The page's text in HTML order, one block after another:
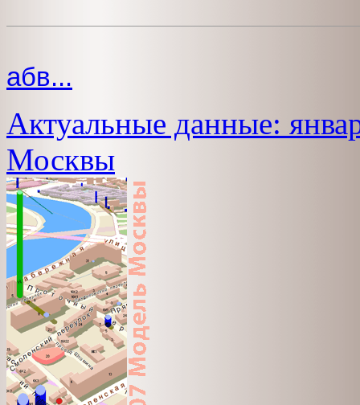
абв...
Актуальные данные:
Москвы